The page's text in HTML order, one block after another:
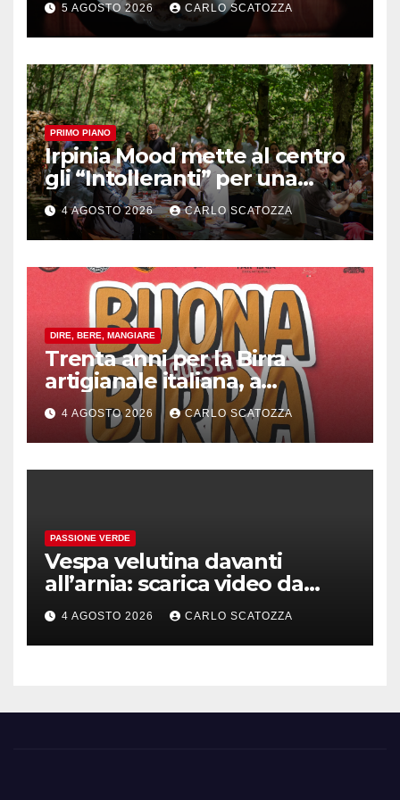
sfogliatella, in diretta da
Pintauro
5 AGOSTO 2026 CARLO SCATOZZA
PRIMO PIANO
Irpinia Mood mette al centro
gli “Intolleranti” per una
rivoluzione sostenibile del
cibo
4 AGOSTO 2026 CARLO SCATOZZA
DIRE, BERE, MANGIARE
Trenta anni per la Birra
artigianale italiana, a
Pomigliano d’arco evento
celebrativo con birra speciale
4 AGOSTO 2026 CARLO SCATOZZA
PASSIONE VERDE
Vespa velutina davanti
all’arnia: scarica video da
TikTok prima che il post
sparisca
4 AGOSTO 2026 CARLO SCATOZZA